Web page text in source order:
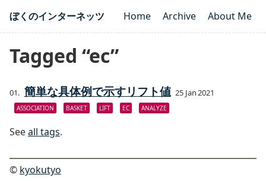
ぼくのインターネッツ Home Archive About Me
Tagged “ec”
簡単な具体例で示すリフト値 25 Jan 2021
ASSOCIATION BASKET LIFT EC ANALYZE
Seeall tags.
© kyokutyo